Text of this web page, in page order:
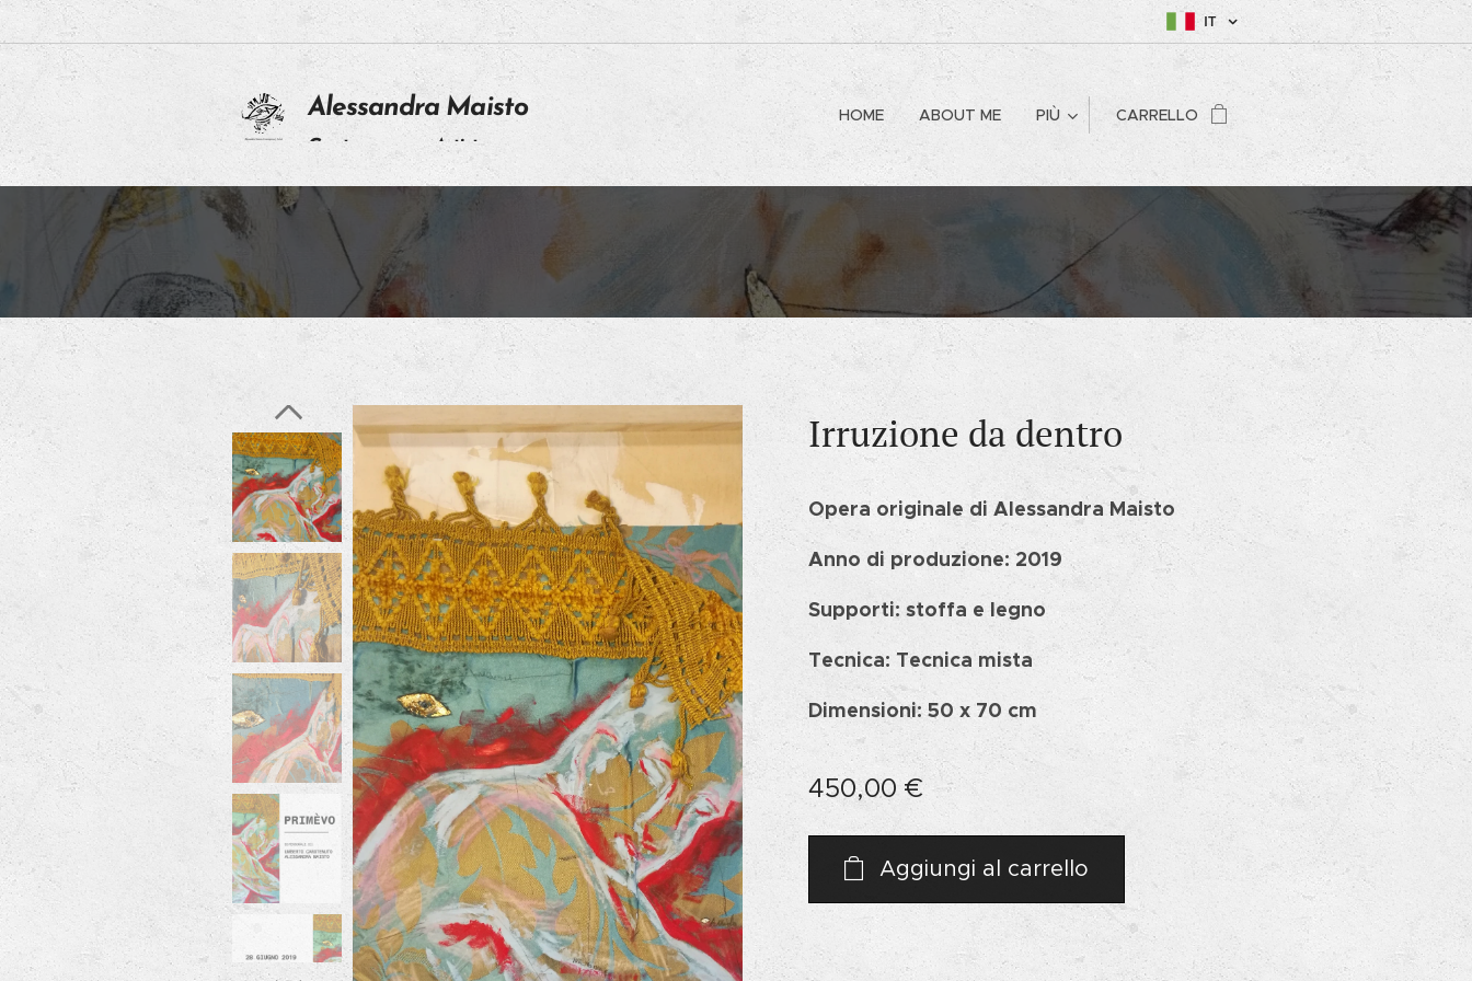
IT
Alessandra Maisto
Contemporary Artist
HOME ABOUT ME PIÙ CARRELLO
Irruzione da dentro
Opera originale di Alessandra Maisto
Anno di produzione: 2019
Supporti: stoffa e legno
Tecnica: Tecnica mista
Dimensioni: 50 x 70 cm
450,00 €
Aggiungi al carrello